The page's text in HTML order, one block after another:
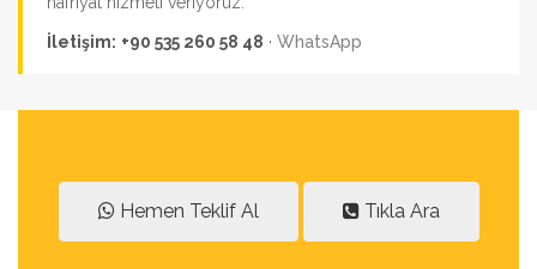
İletişim: +90 535 260 58 48 · WhatsApp
Hemen Teklif Al Tıkla Ara